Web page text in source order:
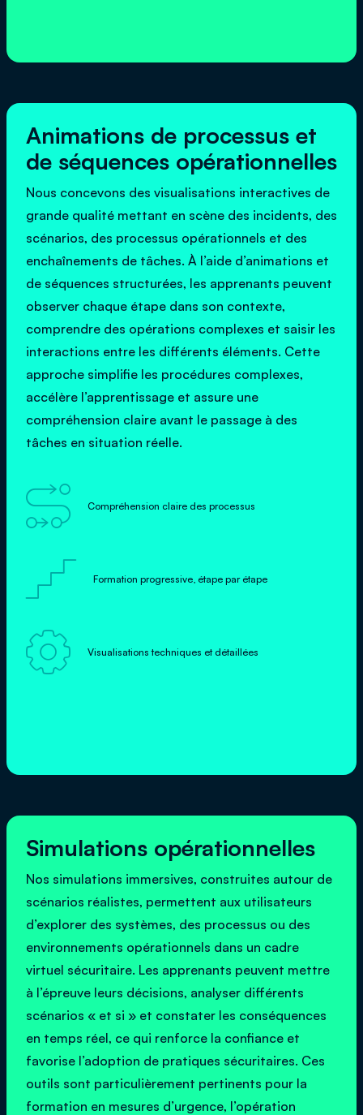
Animations de processus et
de séquences opérationnelles
Nous concevons des visualisations interactives de
grande qualité mettant en scène des incidents, des
scénarios, des processus opérationnels et des
enchaînements de tâches. À l’aide d’animations et
de séquences structurées, les apprenants peuvent
observer chaque étape dans son contexte,
comprendre des opérations complexes et saisir les
interactions entre les différents éléments. Cette
approche simplifie les procédures complexes,
accélère l’apprentissage et assure une
compréhension claire avant le passage à des
tâches en situation réelle.
 Compréhension claire des processus
 Formation progressive, étape par étape
 Visualisations techniques et détaillées
Simulations opérationnelles
Nos simulations immersives, construites autour de
scénarios réalistes, permettent aux utilisateurs
d’explorer des systèmes, des processus ou des
environnements opérationnels dans un cadre
virtuel sécuritaire. Les apprenants peuvent mettre
à l’épreuve leurs décisions, analyser différents
scénarios « et si » et constater les conséquences
en temps réel, ce qui renforce la confiance et
favorise l’adoption de pratiques sécuritaires. Ces
outils sont particulièrement pertinents pour la
formation en mesures d’urgence, l’opération